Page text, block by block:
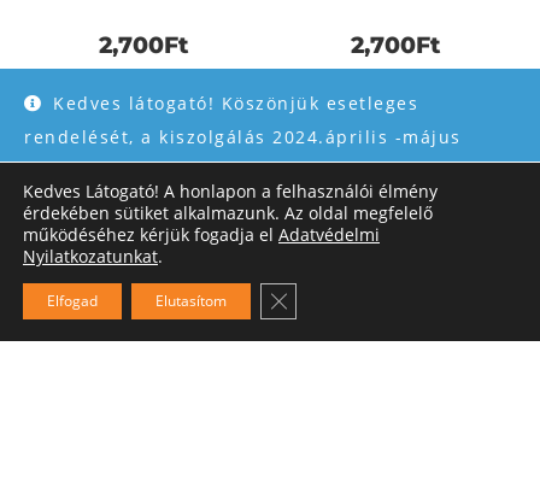
2,700Ft
Tovább olvasom
2,700Ft
Kosárba teszem
Kedves látogató! Köszönjük esetleges
rendelését, a kiszolgálás 2024.április -május
06.közt kissé lassúbb lesz,és torlódhat de
rendelésüket folyamatosan feldolgozzuk, és amint
kollegák visszatértek szállítjuk! Köszönjük
türelmét!
Bezárás
Kedves Látogató! A honlapon a felhasználói élmény
érdekében sütiket alkalmazunk. Az oldal megfelelő
működéséhez kérjük fogadja el Adatvédelmi
Nyilatkozatunkat.
Elfogad Elutasítom Close GDPR Cookie Banner